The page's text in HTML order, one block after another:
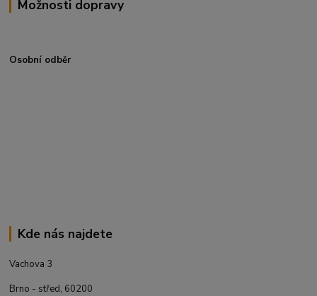
Možnosti dopravy
Osobní odběr
Kde nás najdete
Vachova 3
Brno - střed, 60200